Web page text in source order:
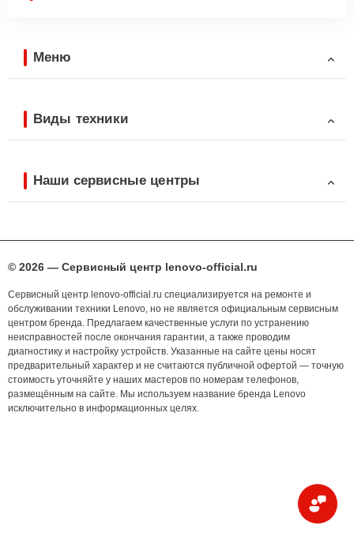
Меню
Виды техники
Наши сервисные центры
© 2026 — Сервисный центр lenovo-official.ru
Сервисный центр lenovo-official.ru специализируется на ремонте и
обслуживании техники Lenovo, но не является официальным сервисным
центром бренда. Предлагаем качественные услуги по устранению
неисправностей после окончания гарантии, а также проводим
диагностику и настройку устройств. Указанные на сайте цены носят
предварительный характер и не считаются публичной офертой — точную
стоимость уточняйте у наших мастеров по номерам телефонов,
размещённым на сайте. Мы используем название бренда Lenovo
исключительно в информационных целях.